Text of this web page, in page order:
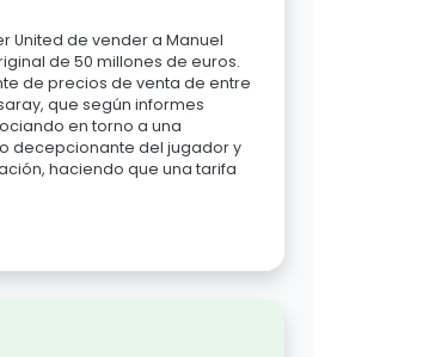
United de vender a Manuel
de 50 millones de euros.
de precios de venta de entre
que según informes
en torno a una
decepcionante del jugador y
haciendo que una tarifa